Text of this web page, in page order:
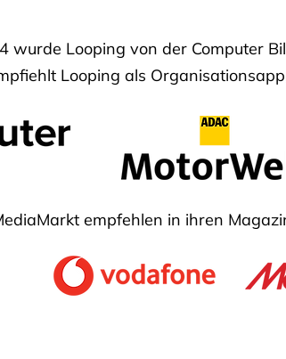
wurde Looping von der Computer
Looping als
empfehlen in ihren